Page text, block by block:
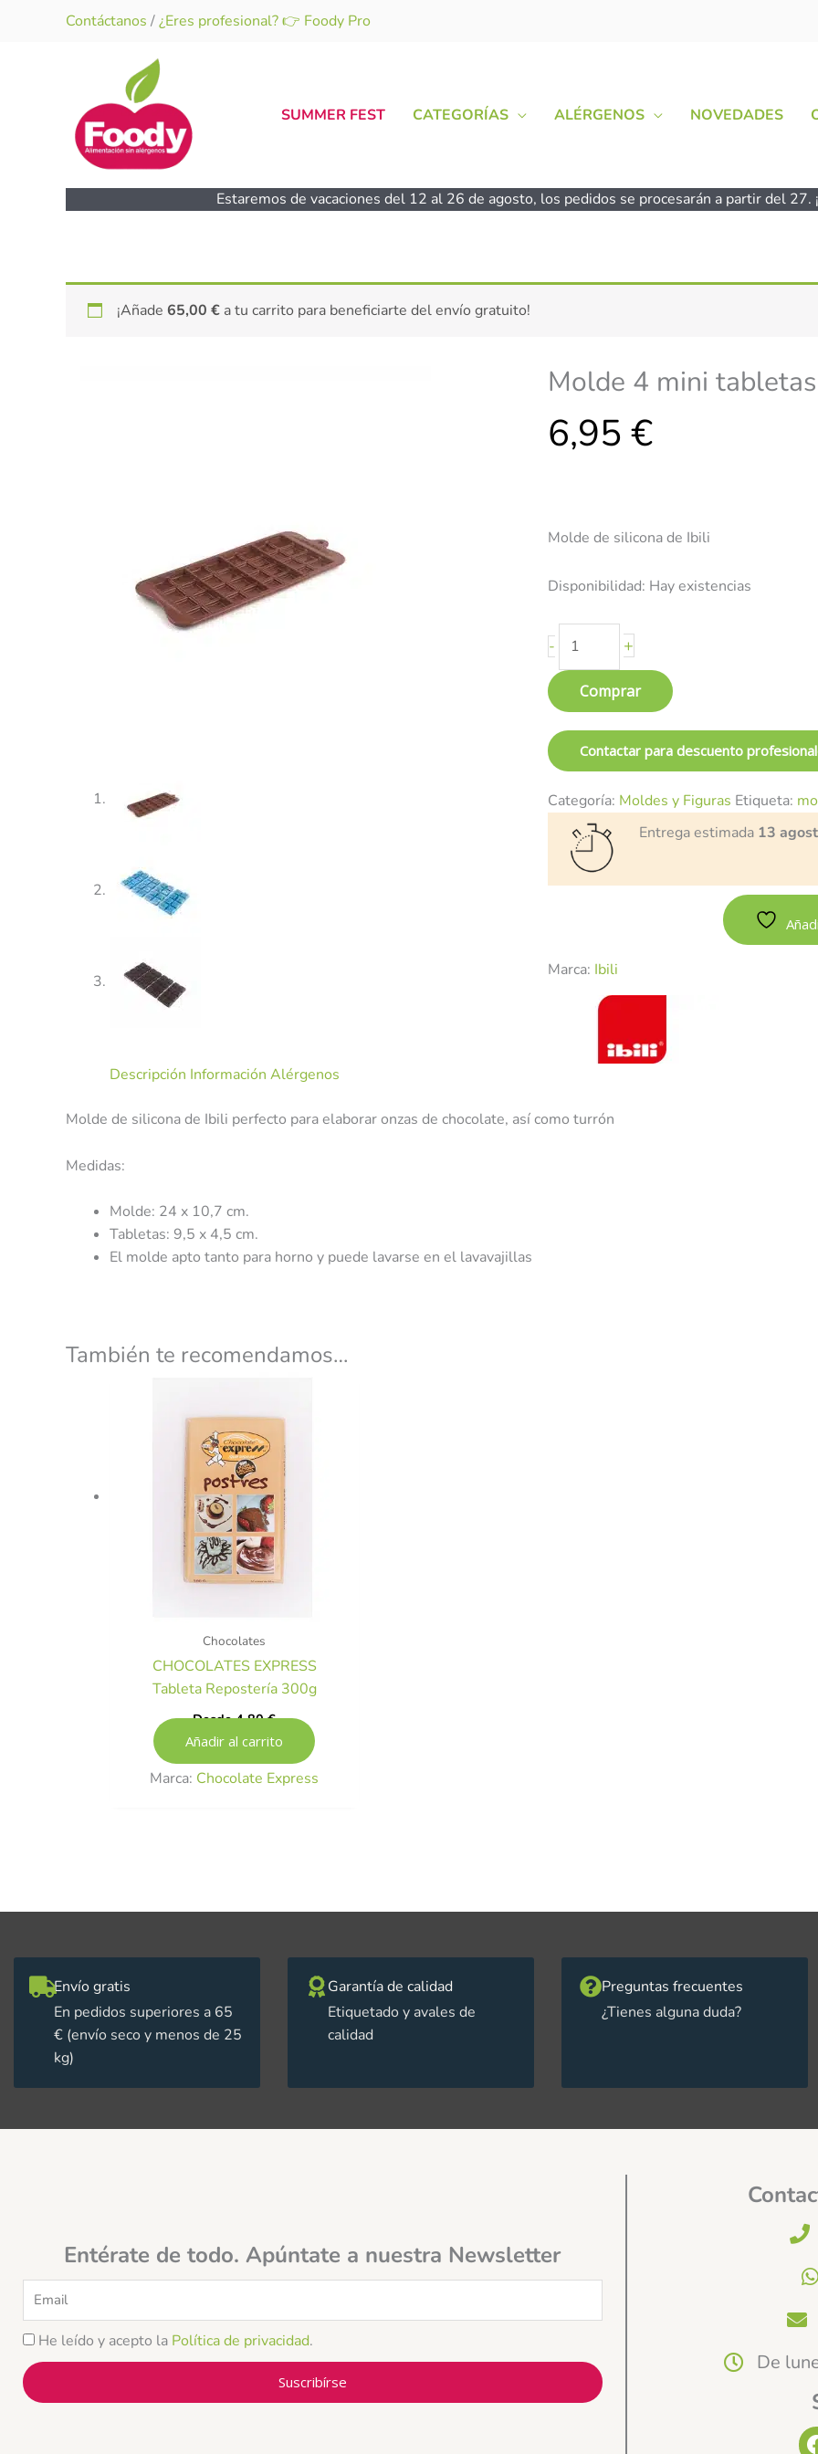
Contáctanos /¿Eres profesional? 👉 Foody Pro
SUMMER FEST CATEGORÍAS ALÉRGENOS NOVEDADES
Estaremos de vacaciones del 12 al 26 de agosto, los pedidos se procesarán a partir del 27.
¡Añade 65,00 € a tu carrito para beneficiarte del envío gratuito!
Molde 4 mini
6,95 €
Molde de silicona de Ibili
Disponibilidad: Hay existencias
-
de
IBILI
cantidad
+
Comprar
Contactar para descuento
Categoría: Moldes y Figuras Etiqueta:
Entrega estimada 13
Marca: Ibili
Descripción Información Alérgenos
Molde de silicona de Ibili perfecto para elaborar onzas de chocolate, así como turrón
Medidas:
Molde: 24 x 10,7 cm.
Tabletas: 9,5 x 4,5 cm.
El molde apto tanto para horno y puede lavarse en el lavavajillas
También te recomendamos…
Chocolates
CHOCOLATES EXPRESS
Tableta Repostería 300g
Desde4,80€
Añadir al carrito
Marca: Chocolate Express
Envío gratis
En pedidos superiores a 65
€ (envío seco y menos de 25
kg)
Garantía de calidad
Etiquetado y avales de
calidad
Preguntas frecuentes
¿Tienes alguna duda?
Entérate de todo. Apúntate a nuestra Newsletter
Email
He leído y acepto la Política de privacidad.
Suscribírse
De